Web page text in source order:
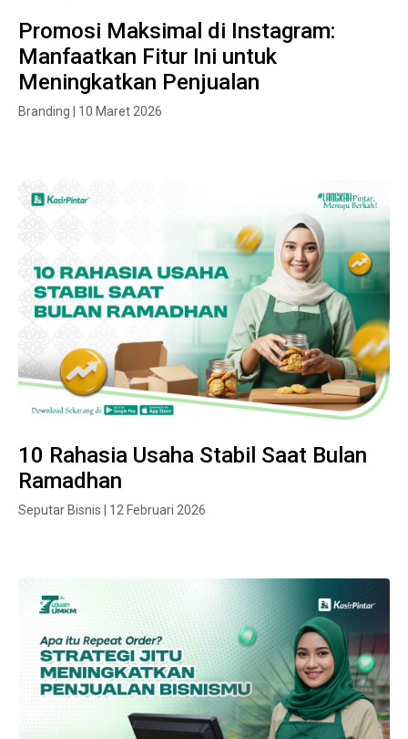
Promosi Maksimal di Instagram:
Manfaatkan Fitur Ini untuk
Meningkatkan Penjualan
Branding | 10 Maret 2026
10 Rahasia Usaha Stabil Saat Bulan
Ramadhan
Seputar Bisnis | 12 Februari 2026